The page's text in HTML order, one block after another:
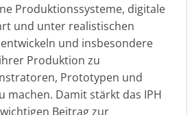
Produktionssysteme, digitale
und unter realistischen
und insbesondere
ihrer Produktion zu
Prototypen und
Damit stärkt das IPH
Beitrag zur